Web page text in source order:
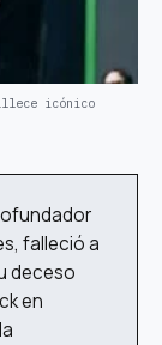
icónico
falleció a
deceso
en